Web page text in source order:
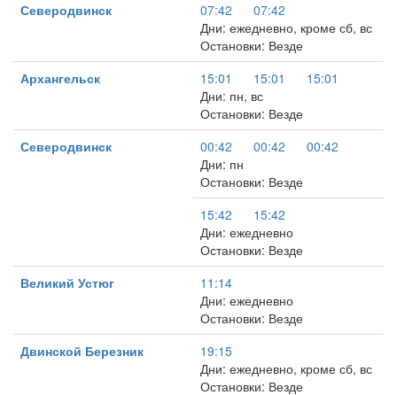
Северодвинск
07:42
07:42
Дни: ежедневно, кроме сб, вс
Остановки: Везде
Архангельск
15:01 15:01
15:01
Дни: пн, вс
Остановки: Везде
Северодвинск
00:42 00:42
00:42
Дни: пн
Остановки: Везде
15:42
15:42
Дни: ежедневно
Остановки: Везде
Великий Устюг
11:14
Дни: ежедневно
Остановки: Везде
Двинской Березник
19:15
Дни: ежедневно, кроме сб, вс
Остановки: Везде